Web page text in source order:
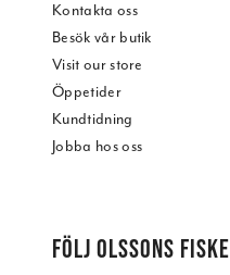
Kontakta oss
Besök vår butik
Visit our store
Öppetider
Kundtidning
Jobba hos oss
FÖLJ OLSSONS FISKE